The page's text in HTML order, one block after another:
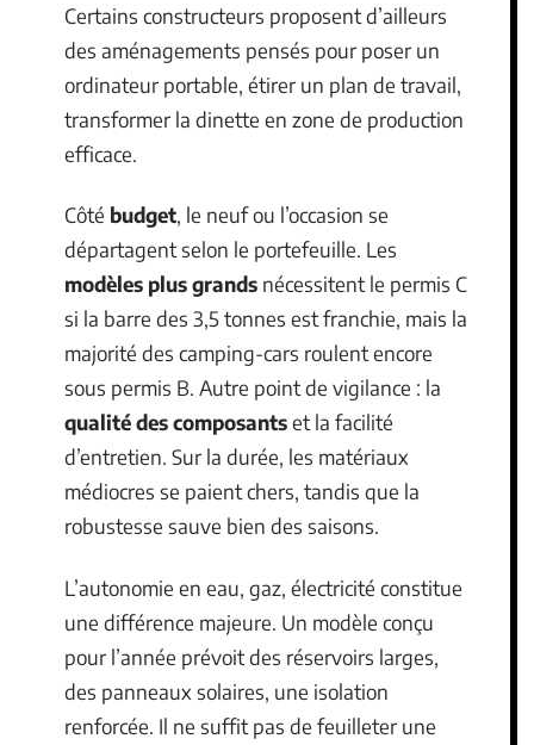
Certains constructeurs proposent d’ailleurs
des aménagements pensés pour poser un
ordinateur portable, étirer un plan de travail,
transformer la dinette en zone de production
efficace.
Côté budget, le neuf ou l’occasion se
départagent selon le portefeuille. Les
modèles plus grands nécessitent le permis C
si la barre des 3,5 tonnes est franchie, mais la
majorité des camping-cars roulent encore
sous permis B. Autre point de vigilance : la
qualité des composantset la facilité
d’entretien. Sur la durée, les matériaux
médiocres se paient chers, tandis que la
robustesse sauve bien des saisons.
L’autonomie en eau, gaz, électricité constitue
une différence majeure. Un modèle conçu
pour l’année prévoit des réservoirs larges,
des panneaux solaires, une isolation
renforcée. Il ne suffit pas de feuilleter une